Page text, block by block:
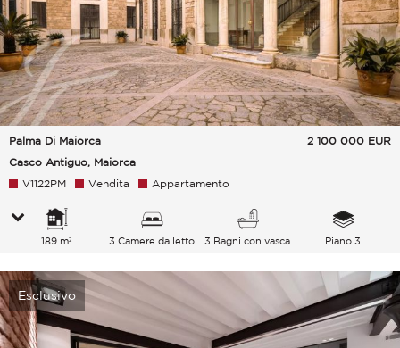
Palma Di Maiorca
Casco Antiguo, Maiorca
2 100 000 EUR
V1122PM Vendita Appartamento
189 m² 3 Camere da letto 3 Bagni con vasca Piano 3
Esclusivo